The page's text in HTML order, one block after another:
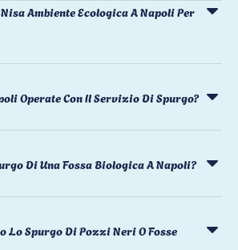
Ambiente Ecologica A Napoli Per
Operate Con Il Servizio Di Spurgo?
Di Una Fossa Biologica A Napoli?
Lo Spurgo Di Pozzi Neri O Fosse